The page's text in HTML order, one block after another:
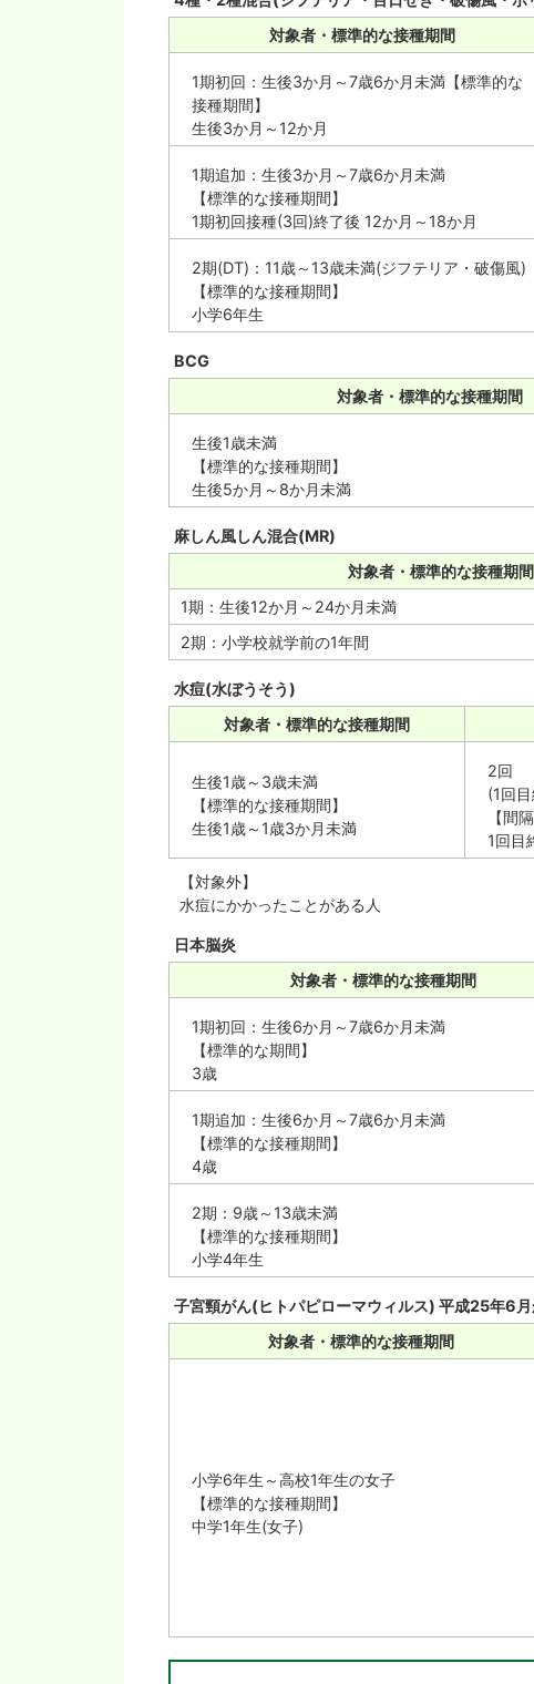
対象者・標準的な接種期間
1期初回：生後3か月～7歳6か月未満【標準的な
接種期間】
生後3か月～12か月
1期追加：生後3か月～7歳6か月未満
【標準的な接種期間】
1期初回接種(3回)終了後 12か月～18か月
2期(DT)：11歳～13歳未満(ジフテリア・破傷風)
【標準的な接種期間】
小学6年生
BCG
対象者・標準的な接種期間
生後1歳未満
【標準的な接種期間】
生後5か月～8か月未満
麻しん風しん混合(MR)
対象者・標準的な接種期間
1期：生後12か月～24か月未満
2期：小学校就学前の1年間
水痘(水ぼうそう)
対象者・標準的な接種期間
生後1歳～3歳未満
【標準的な接種期間】
生後1歳～1歳3か月未満
2回
(1回
【間隔
1回目
【対象外】
水痘にかかったことがある人
日本脳炎
対象者・標準的な接種期間
1期初回：生後6か月～7歳6か月未満
【標準的な期間】
3歳
1期追加：生後6か月～7歳6か月未満
【標準的な接種期間】
4歳
2期：9歳～13歳未満
【標準的な接種期間】
小学4年生
子宮頸がん(ヒトパピローマウィルス) 平成25年6
対象者・標準的な接種期間
小学6年生～高校1年生の女子
【標準的な接種期間】
中学1年生(女子)